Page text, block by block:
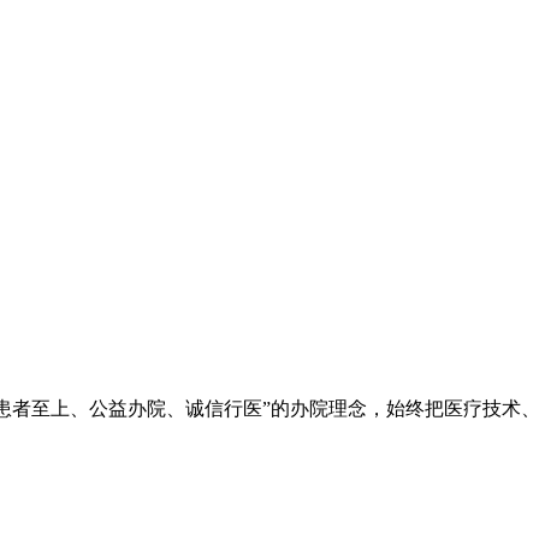
者至上、公益办院、诚信行医”的办院理念，始终把医疗技术